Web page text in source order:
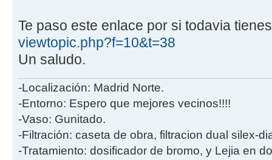
Te paso este enlace por si todavia
viewtopic.php?f=10&t=38
Un saludo.
-Localización: Madrid Norte.
-Entorno: Espero que mejores vecinos!!!!
-Vaso: Gunitado.
-Filtración: caseta de obra, filtracion dual silex-
-Tratamiento: dosificador de bromo, y Lejia en